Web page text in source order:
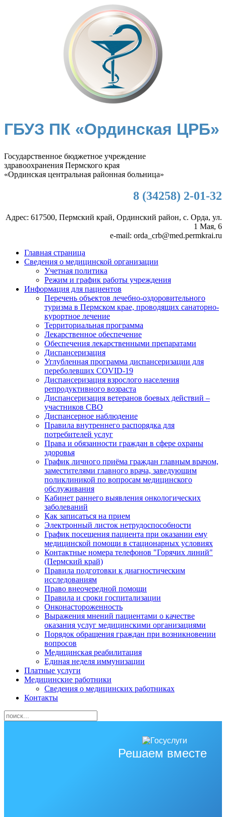
ГБУЗ ПК «Ординская ЦРБ»
Государственное бюджетное учреждение
здравоохранения Пермского края
«Ординская центральная районная больница»
8 (34258) 2-01-32
Адрес: 617500, Пермский край, Ординский район, с. Орда, ул.
1 Мая, 6
e-mail: orda_crb@med.permkrai.ru
Главная страница
Сведения о медицинской организации
Учетная политика
Режим и график работы учреждения
Информация для пациентов
Перечень объектов лечебно-оздоровительного
туризма в Пермском крае, проводящих санаторно-
курортное лечение
Территориальная программа
Лекарственное обеспечение
Обеспечения лекарственными препаратами
Диспансеризация
Углубленная программа диспансеризации для
переболевших COVID-19
Диспансеризация взрослого населения
репродуктивного возраста
Диспансеризация ветеранов боевых действий –
участников СВО
Диспансерное наблюдение
Правила внутреннего распорядка для
потребителей услуг
Права и обязанности граждан в сфере охраны
здоровья
График личного приёма граждан главным врачом,
заместителями главного врача, заведующим
поликлиникой по вопросам медицинского
обслуживания
Кабинет раннего выявления онкологических
заболеваний
Как записаться на прием
Электронный листок нетрудоспособности
График посещения пациента при оказании ему
медицинской помощи в стационарных условиях
Контактные номера телефонов "Горячих линий"
(Пермский край)
Правила подготовки к диагностическим
исследованиям
Право внеочередной помощи
Правила и сроки госпитализации
Онконастороженность
Выражения мнений пациентами о качестве
оказания услуг медицинскими организациями
Порядок обращения граждан при возникновении
вопросов
Медицинская реабилитация
Единая неделя иммунизации
Платные услуги
Медицинские работники
Сведения о медицинских работниках
Контакты
Решаем вместе